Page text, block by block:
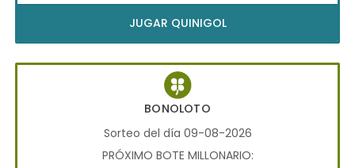
JUGAR QUINIGOL
BONOLOTO
Sorteo del día 09-08-2026
PRÓXIMO BOTE MILLONARIO: